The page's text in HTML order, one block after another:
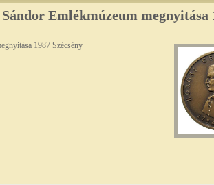
Emlékmúzeum megnyitása
1987 Szécsény